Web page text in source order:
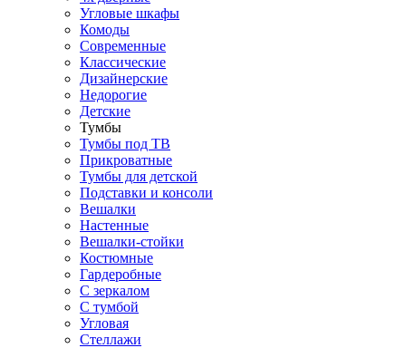
Угловые шкафы
Комоды
Современные
Классические
Дизайнерские
Недорогие
Детские
Тумбы
Тумбы под ТВ
Прикроватные
Тумбы для детской
Подставки и консоли
Вешалки
Настенные
Вешалки-стойки
Костюмные
Гардеробные
С зеркалом
С тумбой
Угловая
Стеллажи